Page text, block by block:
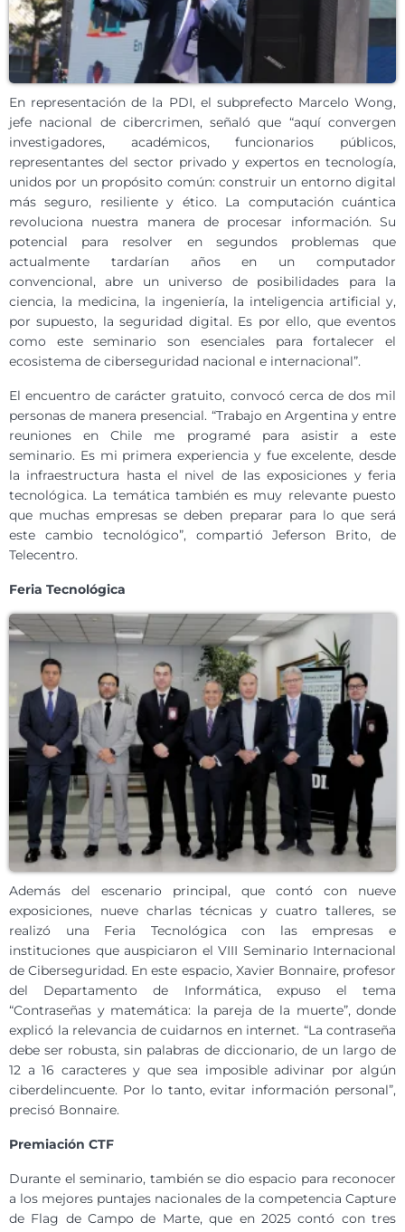
En representación de la PDI, el subprefecto Marcelo Wong,
jefe nacional de cibercrimen, señaló que “aquí convergen
investigadores, académicos, funcionarios públicos,
representantes del sector privado y expertos en tecnología,
unidos por un propósito común: construir un entorno digital
más seguro, resiliente y ético. La computación cuántica
revoluciona nuestra manera de procesar información. Su
potencial para resolver en segundos problemas que
actualmente tardarían años en un computador
convencional, abre un universo de posibilidades para la
ciencia, la medicina, la ingeniería, la inteligencia artificial y,
por supuesto, la seguridad digital. Es por ello, que eventos
como este seminario son esenciales para fortalecer el
ecosistema de ciberseguridad nacional e internacional”.
El encuentro de carácter gratuito, convocó cerca de dos mil
personas de manera presencial. “Trabajo en Argentina y entre
reuniones en Chile me programé para asistir a este
seminario. Es mi primera experiencia y fue excelente, desde
la infraestructura hasta el nivel de las exposiciones y feria
tecnológica. La temática también es muy relevante puesto
que muchas empresas se deben preparar para lo que será
este cambio tecnológico”, compartió Jeferson Brito, de
Telecentro.
Feria Tecnológica
Además del escenario principal, que contó con nueve
exposiciones, nueve charlas técnicas y cuatro talleres, se
realizó una Feria Tecnológica con las empresas e
instituciones que auspiciaron el VIII Seminario Internacional
de Ciberseguridad. En este espacio, Xavier Bonnaire, profesor
del Departamento de Informática, expuso el tema
“Contraseñas y matemática: la pareja de la muerte”, donde
explicó la relevancia de cuidarnos en internet. “La contraseña
debe ser robusta, sin palabras de diccionario, de un largo de
12 a 16 caracteres y que sea imposible adivinar por algún
ciberdelincuente. Por lo tanto, evitar información personal”,
precisó Bonnaire.
Premiación CTF
Durante el seminario, también se dio espacio para reconocer
a los mejores puntajes nacionales de la competencia Capture
de Flag de Campo de Marte, que en 2025 contó con tres